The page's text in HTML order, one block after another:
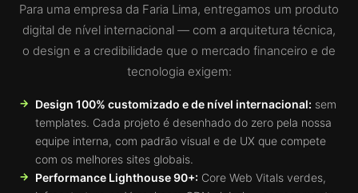
Para uma empresa da Faria Lima, entregamos um produto
digital de nível internacional — com a arquitetura técnica,
o design e a credibilidade que o mercado financeiro e de
tecnologia exigem:
Design 100% customizado e de nível internacional: sem
templates. Cada projeto é desenhado do zero pela nossa
equipe interna, com padrão visual e de UX que compete
com os melhores sites globais.
Performance Lighthouse 90+: Core Web Vitals verdes,